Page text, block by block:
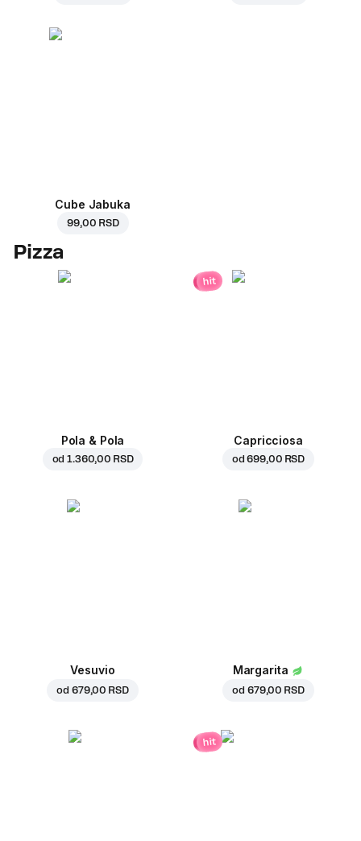
Cube Jabuka
99,00 RSD
Pizza
Pola & Pola
od1.360,00 RSD
hit
Capricciosa
od699,00 RSD
Vesuvio
od 679,00 RSD
Margarita
od 679,00 RSD
hit